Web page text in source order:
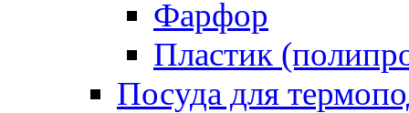
Фарфор
Пластик
Посуда для